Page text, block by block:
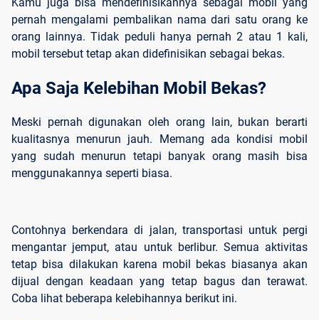
pernah mengalami pembalikan nama dari satu orang ke
orang lainnya. Tidak peduli hanya pernah 2 atau 1 kali,
mobil tersebut tetap akan didefinisikan sebagai bekas.
Apa Saja Kelebihan Mobil Bekas?
Meski pernah digunakan oleh orang lain, bukan berarti
kualitasnya menurun jauh. Memang ada kondisi mobil
yang sudah menurun tetapi banyak orang masih bisa
menggunakannya seperti biasa.
Contohnya berkendara di jalan, transportasi untuk pergi
mengantar jemput, atau untuk berlibur. Semua aktivitas
tetap bisa dilakukan karena mobil bekas biasanya akan
dijual dengan keadaan yang tetap bagus dan terawat.
Coba lihat beberapa kelebihannya berikut ini.